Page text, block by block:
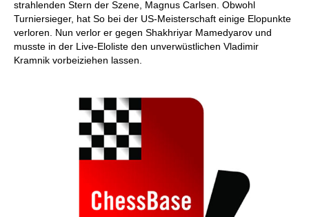
strahlenden Stern der Szene, Magnus Carlsen. Obwohl
Turniersieger, hat So bei der US-Meisterschaft einige Elopunkte
verloren. Nun verlor er gegen Shakhriyar Mamedyarov und
musste in der Live-Eloliste den unverwüstlichen Vladimir
Kramnik vorbeiziehen lassen.